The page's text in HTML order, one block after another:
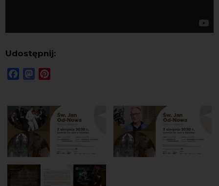
Udostępnij:
FacebookMastodon